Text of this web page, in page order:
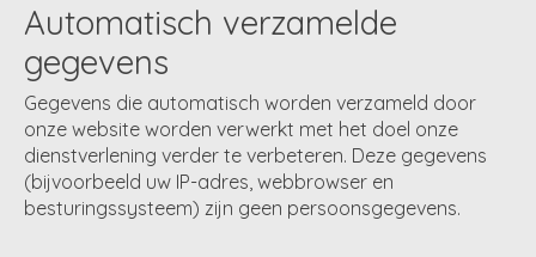
Automatisch verzamelde
gegevens
Gegevens die automatisch worden verzameld door
onze website worden verwerkt met het doel onze
dienstverlening verder te verbeteren. Deze gegevens
(bijvoorbeeld uw IP-adres, webbrowser en
besturingssysteem) zijn geen persoonsgegevens.